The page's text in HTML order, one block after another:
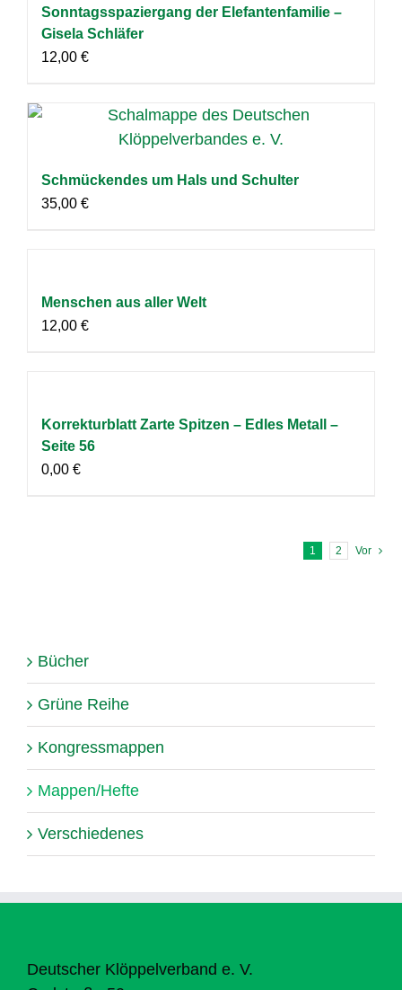
Sonntagsspaziergang der Elefantenfamilie –
Gisela Schläfer
12,00 €
Schmückendes um Hals und Schulter
35,00 €
Menschen aus aller Welt
12,00 €
Korrekturblatt Zarte Spitzen – Edles Metall –
Seite 56
0,00 €
1 2 Vor
Bücher
Grüne Reihe
Kongressmappen
Mappen/Hefte
Verschiedenes
Deutscher Klöppelverband e. V.